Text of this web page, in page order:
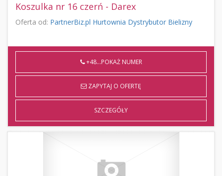
Koszulka nr 16 czerń - Darex
Oferta od: PartnerBiz.pl Hurtownia Dystrybutor Bielizny
+48...POKAŻ NUMER
ZAPYTAJ O OFERTĘ
SZCZEGÓŁY